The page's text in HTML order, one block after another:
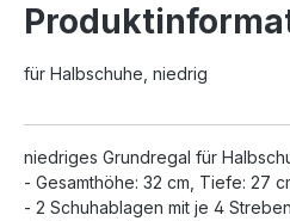
für Halbschuhe, niedrig
niedriges Grundregal für
- Gesamthöhe: 32 cm, Tiefe: 27
- 2 Schuhablagen mit je 4